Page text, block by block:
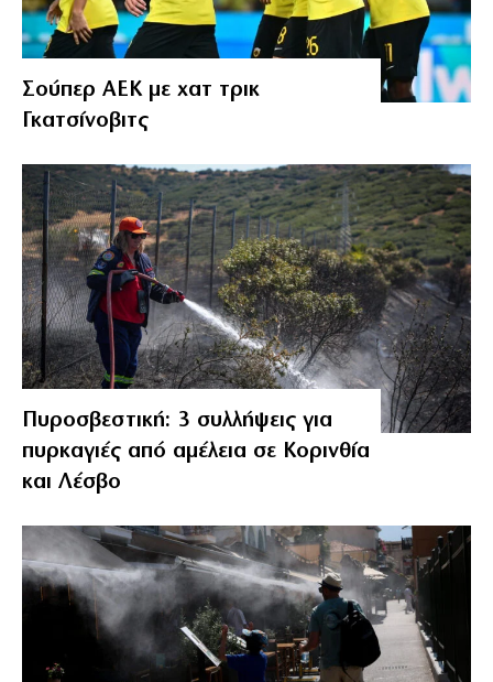
Σούπερ ΑΕΚ με χατ τρικ
Γκατσίνοβιτς
Πυροσβεστική: 3 συλλήψεις για
πυρκαγιές από αμέλεια σε Κορινθία
και Λέσβο